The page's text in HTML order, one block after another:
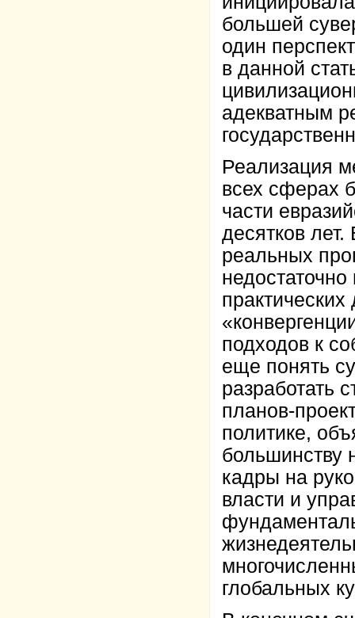
большей
один
в данной
адекватным
Реализация
всех сферах
части
десятков
реальных
подходов к
еще понять
разработать
планов-
политике,
большинству
кадры на
власти и
глобальных